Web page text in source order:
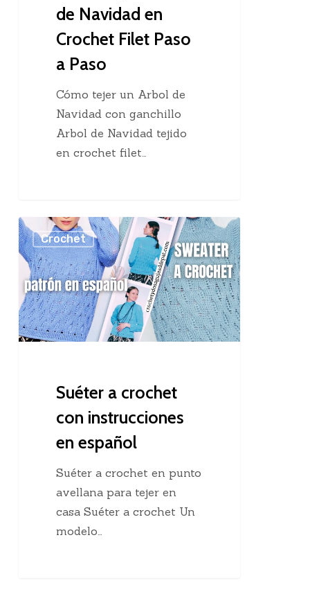
de Navidad en
Crochet Filet Paso
a Paso
Cómo tejer un Arbol de
Navidad con ganchillo
Arbol de Navidad tejido
en crochet filet…
Suéter
a
crochet
con
instrucciones
en
español
Crochet
Suéter a crochet
con instrucciones
en español
Suéter a crochet en punto
avellana para tejer en
casa Suéter a crochet Un
modelo…